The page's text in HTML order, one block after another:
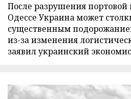
После разрушения портовой
Одессе Украина может
существенным
из-за изменения
заявил украинский